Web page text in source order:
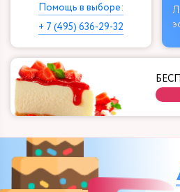
Помощь в выборе:
+ 7 (495) 636-29-32